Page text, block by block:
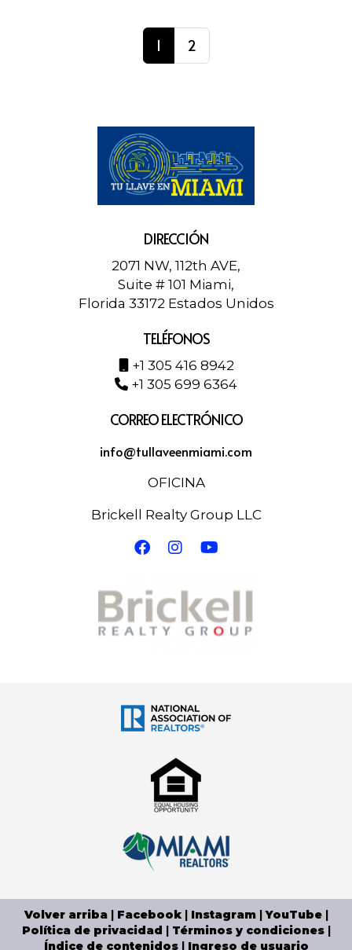
1 2
DIRECCIÓN
2071 NW, 112th AVE,
Suite # 101 Miami,
Florida 33172 Estados Unidos
TELÉFONOS
+1 305 416 8942
+1 305 699 6364
CORREO ELECTRÓNICO
info@tullaveenmiami.com
OFICINA
Brickell Realty Group LLC
Volver arriba| Facebook| Instagram|YouTube|
Política de privacidad | Términos y condiciones|
Índice de contenidos| Ingreso de usuario